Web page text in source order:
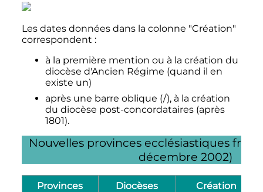
Les dates données dans la colonne "Création"
correspondent :
à la première mention ou à la création du
diocèse d'Ancien Régime (quand il en
existe un)
après une barre oblique (/), à la création
du diocèse post-concordataires (après
1801).
Nouvelles provinces ecclésiastiques
décembre 2002)
Provinces Diocèses Création